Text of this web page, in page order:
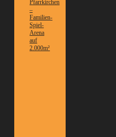
Pfarrkirchen
–
Familien-
Spiel-
Arena
auf
2.000m²